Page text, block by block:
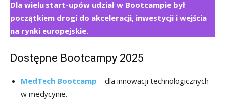
Dla wielu start-upów udział w Bootcampie był
początkiem drogi do akceleracji, inwestycji i wejścia
na rynki europejskie.
Dostępne Bootcampy 2025
MedTech Bootcamp – dla innowacji technologicznych
w medycynie.